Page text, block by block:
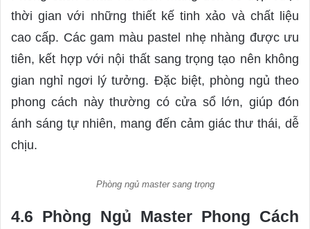
thời gian với những thiết kế tinh xảo và chất liệu
cao cấp. Các gam màu pastel nhẹ nhàng được ưu
tiên, kết hợp với nội thất sang trọng tạo nên không
gian nghỉ ngơi lý tưởng. Đặc biệt, phòng ngủ theo
phong cách này thường có cửa sổ lớn, giúp đón
ánh sáng tự nhiên, mang đến cảm giác thư thái, dễ
chịu.
Phòng ngủ master sang trọng
4.6 Phòng Ngủ Master Phong Cách